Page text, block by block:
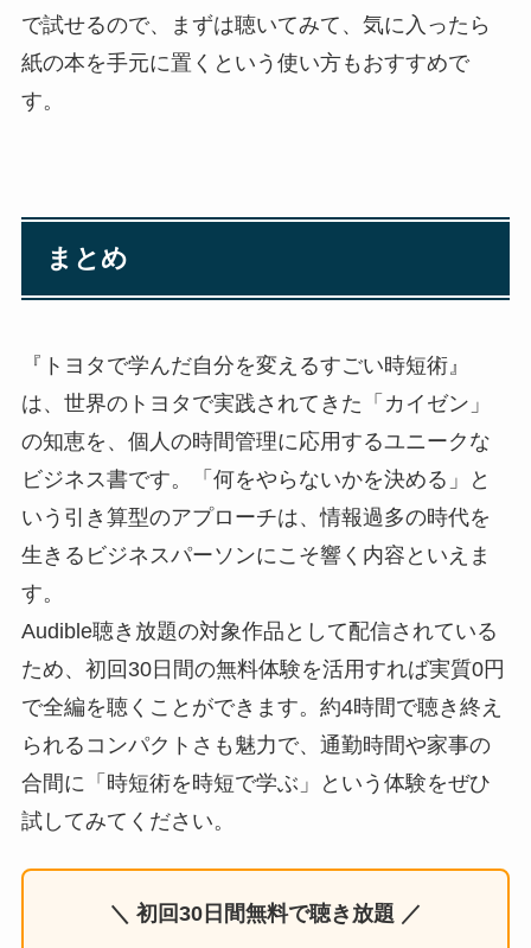
で試せるので、まずは聴いてみて、気に入ったら
紙の本を手元に置くという使い方もおすすめで
す。
まとめ
『トヨタで学んだ自分を変えるすごい時短術』
は、世界のトヨタで実践されてきた「カイゼン」
の知恵を、個人の時間管理に応用するユニークな
ビジネス書です。「何をやらないかを決める」と
いう引き算型のアプローチは、情報過多の時代を
生きるビジネスパーソンにこそ響く内容といえま
す。
Audible聴き放題の対象作品として配信されている
ため、初回30日間の無料体験を活用すれば実質0円
で全編を聴くことができます。約4時間で聴き終え
られるコンパクトさも魅力で、通勤時間や家事の
合間に「時短術を時短で学ぶ」という体験をぜひ
試してみてください。
＼ 初回30日間無料で聴き放題 ／